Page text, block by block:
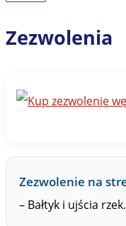
n
Zezwolenia
Zezwolenie na
– Bałtyk i ujścia rzek.